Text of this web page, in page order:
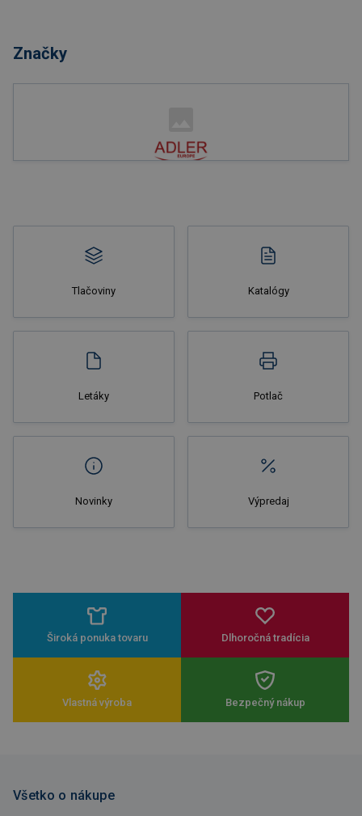
Značky
Tlačoviny Katalógy
Letáky Potlač
Novinky Výpredaj
Široká ponuka tovaru Dlhoročná tradícia
Vlastná výroba Bezpečný nákup
Všetko o nákupe